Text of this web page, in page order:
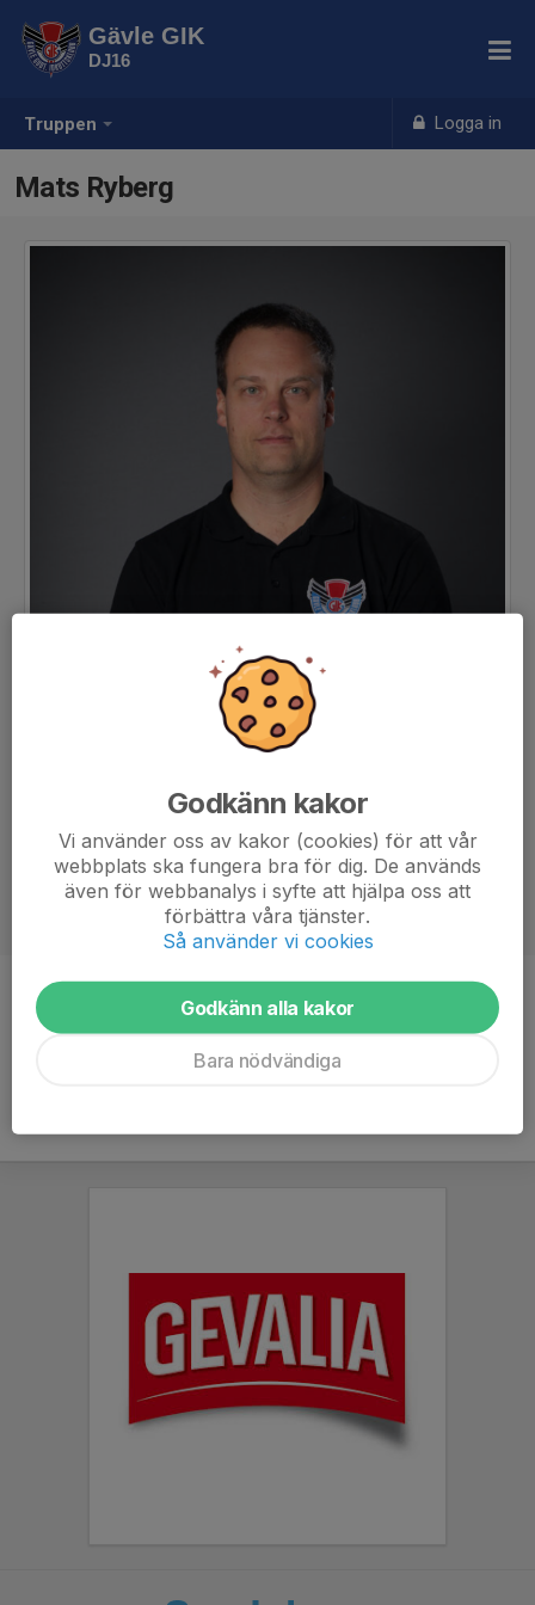
Truppen Logga in
Gävle GIK
DJ16
Mats Ryberg
Titel Tränare, lagledare och lagkassör
Godkänn kakor
Vi använder oss av kakor (cookies) för att vår
webbplats ska fungera bra för dig. De används
även för webbanalys i syfte att hjälpa oss att
förbättra våra tjänster.
Så använder vi cookies
Godkänn alla kakor
Bara nödvändiga